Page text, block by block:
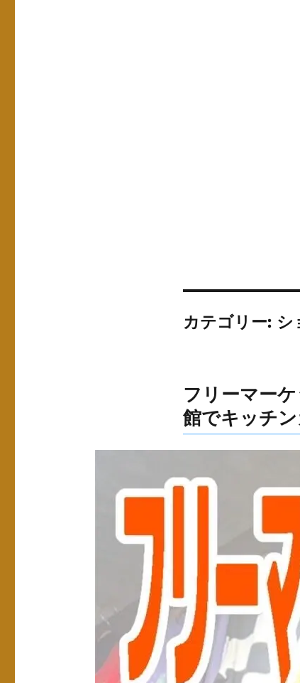
カテゴリー: シ
フリーマー
館でキッチ